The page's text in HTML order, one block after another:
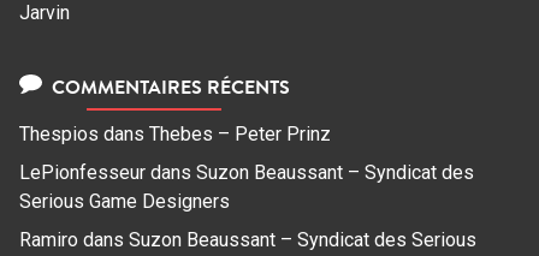
Jarvin
COMMENTAIRES RÉCENTS
Thespios dans Thebes – Peter Prinz
LePionfesseur dans Suzon Beaussant – Syndicat des
Serious Game Designers
Ramiro dans Suzon Beaussant – Syndicat des Serious